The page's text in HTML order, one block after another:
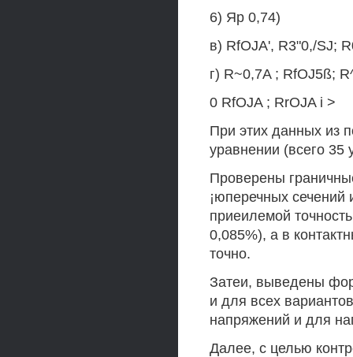
6) Яр 0,74)
в) RfOJA', R3"0,/SJ;
г) R~0,7A ; RfOJ5ß;
0 RfOJA ; RrOJA i >
При этих данных из
уравнении (всего 35
Проверены
¡юперечных сечений
приеилемой
0,085%), а в
точно.
Затеи, выведены
и для всех
напряжений и для
Далее, с целью